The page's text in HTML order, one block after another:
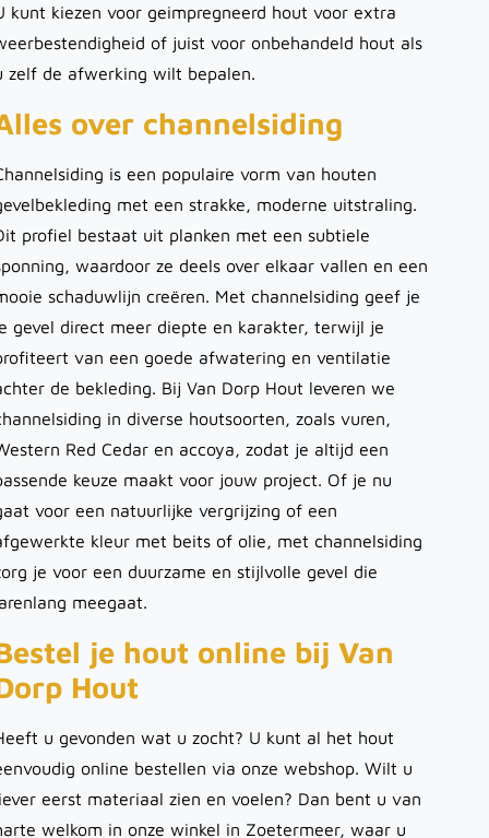
kunt kiezen voor geimpregneerd hout voor extra
of juist voor onbehandeld hout als
zelf de afwerking wilt bepalen.
over channelsiding
is een populaire vorm van houten
met een strakke, moderne uitstraling.
profiel bestaat uit planken met een subtiele
waardoor ze deels over elkaar vallen en een
schaduwlijn creëren. Met channelsiding geef je
gevel direct meer diepte en karakter, terwijl je
van een goede afwatering en ventilatie
de bekleding. Bij Van Dorp Hout leveren we
in diverse houtsoorten, zoals vuren,
Red Cedar en accoya, zodat je altijd een
keuze maakt voor jouw project. Of je nu
voor een natuurlijke vergrijzing of een
kleur met beits of olie, met channelsiding
je voor een duurzame en stijlvolle gevel die
meegaat.
je hout online bij Van
Hout
u gevonden wat u zocht? U kunt al het hout
online bestellen via onze webshop. Wilt u
eerst materiaal zien en voelen? Dan bent u van
welkom in onze winkel in Zoetermeer, waar u